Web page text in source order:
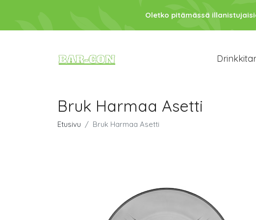
Oletko pitämässä
Bruk Harmaa Asetti
Etusivu Bruk Harmaa Asetti